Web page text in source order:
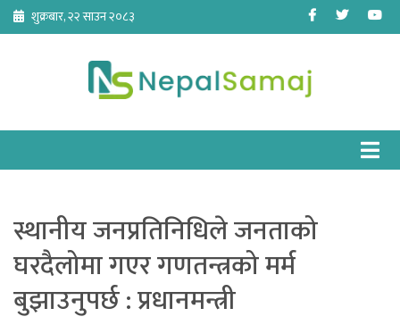
Skip
content
शुक्रबार, २२ साउन २०८३ Facebook
Twitter
स्थानीय जनप्रतिनिधिले जनताको
घरदैलोमा गएर गणतन्त्रको मर्म
बुझाउनुपर्छ : प्रधानमन्त्री